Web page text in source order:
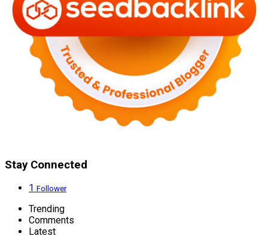
Stay Connected
1 Follower
Trending
Comments
Latest